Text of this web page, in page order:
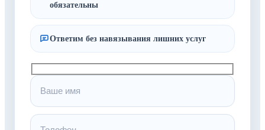
обязательны
Ответим без навязывания лишних услуг